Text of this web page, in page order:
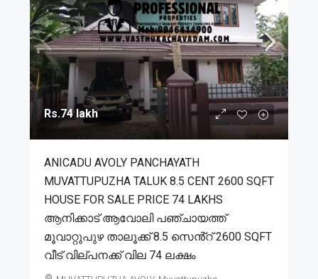
Rs.74 lakh
ANICADU AVOLY PANCHAYATH
MUVATTUPUZHA TALUK 8.5 CENT 2600 SQFT
HOUSE FOR SALE PRICE 74 LAKHS
ആനിക്കാട് ആവോലി പഞ്ചായത്ത്
മൂവാറ്റുപുഴ താലൂക്ക് 8.5 സെൻ്റ് 2600 SQFT
വീട് വില്പനക്ക് വില 74 ലക്ഷം